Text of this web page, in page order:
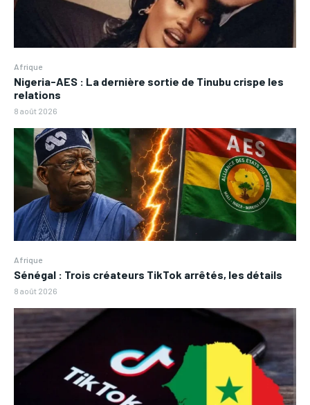
Afrique
Nigeria-AES : La dernière sortie de Tinubu crispe les
relations
8 août 2026
Afrique
Sénégal : Trois créateurs TikTok arrêtés, les détails
8 août 2026